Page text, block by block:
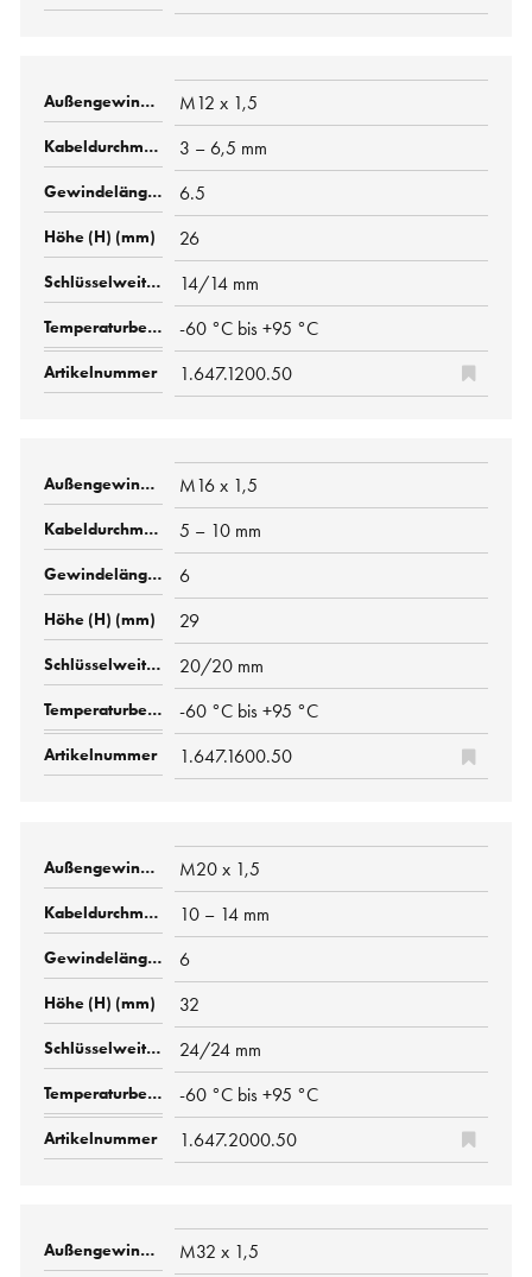
M12 x 1,5
3 – 6,5 mm
6.5
26
14/14 mm
-60 °C bis +95 °C
1.647.1200.50
M16 x 1,5
5 – 10 mm
6
29
20/20 mm
-60 °C bis +95 °C
1.647.1600.50
M20 x 1,5
10 – 14 mm
6
32
24/24 mm
-60 °C bis +95 °C
1.647.2000.50
M32 x 1,5